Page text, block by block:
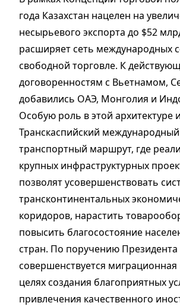
года Казахстан нацелен на
несырьевого экспорта до $52
расширяет сеть международных
свободной торговле. К
договоренностям с Вьетнамом,
добавились ОАЭ, Монголия и
Особую роль в этой архитектуре
Транскаспийский международный
транспортный маршрут, где
крупных инфраструктурных
позволят усовершенствовать
трансконтинентальных
коридоров, нарастить
повысить благосостояние
стран. По поручению Президента
совершенствуется миграционная
целях создания благоприятных
привлечения качественного